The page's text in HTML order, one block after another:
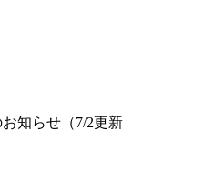
知らせ（7/2更新